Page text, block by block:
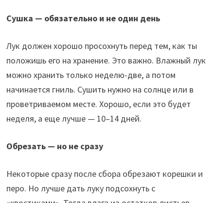
Сушка — обязательно и не один день
Лук должен хорошо просохнуть перед тем, как ты
положишь его на хранение. Это важно. Влажный лук
можно хранить только неделю-две, а потом
начинается гниль. Сушить нужно на солнце или в
проветриваемом месте. Хорошо, если это будет
неделя, а еще лучше — 10–14 дней.
Обрезать — но не сразу
Некоторые сразу после сбора обрезают корешки и
перо. Но лучше дать луку подсохнуть с